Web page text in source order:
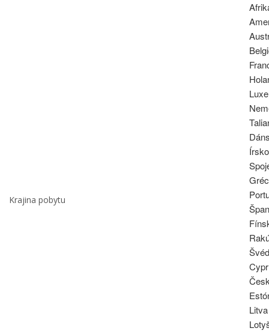
Krajina pobytu
Írsko
Litva